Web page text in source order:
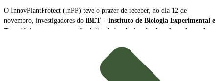
O InnovPlantProtect (InPP) teve o prazer de receber, no dia 12 de
novembro, investigadores do iBET – Instituto de Biologia Experimental e
Tecnológica
, para uma sessão dedicada à
valorização de subprodutos da
A sessão contou com a participação de Naiara Fernández
e Líder da Plataforma Tecnológica do iBET, e de
João Baixinho